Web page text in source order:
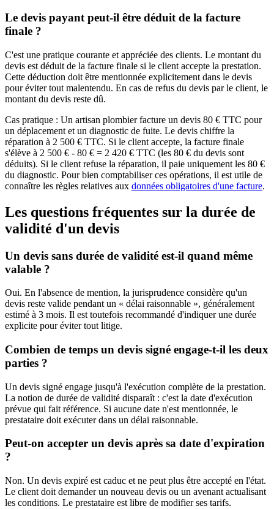
Le devis payant peut-il être déduit de la facture
finale ?
C'est une pratique courante et appréciée des clients. Le montant du
devis est déduit de la facture finale si le client accepte la prestation.
Cette déduction doit être mentionnée explicitement dans le devis
pour éviter tout malentendu. En cas de refus du devis par le client, le
montant du devis reste dû.
Cas pratique : Un artisan plombier facture un devis 80 € TTC pour
un déplacement et un diagnostic de fuite. Le devis chiffre la
réparation à 2 500 € TTC. Si le client accepte, la facture finale
s'élève à 2 500 € - 80 € = 2 420 € TTC (les 80 € du devis sont
déduits). Si le client refuse la réparation, il paie uniquement les 80 €
du diagnostic. Pour bien comptabiliser ces opérations, il est utile de
connaître les règles relatives aux données obligatoires d'une facture.
Les questions fréquentes sur la durée de
validité d'un devis
Un devis sans durée de validité est-il quand même
valable ?
Oui. En l'absence de mention, la jurisprudence considère qu'un
devis reste valide pendant un « délai raisonnable », généralement
estimé à 3 mois. Il est toutefois recommandé d'indiquer une durée
explicite pour éviter tout litige.
Combien de temps un devis signé engage-t-il les deux
parties ?
Un devis signé engage jusqu'à l'exécution complète de la prestation.
La notion de durée de validité disparaît : c'est la date d'exécution
prévue qui fait référence. Si aucune date n'est mentionnée, le
prestataire doit exécuter dans un délai raisonnable.
Peut-on accepter un devis après sa date d'expiration
?
Non. Un devis expiré est caduc et ne peut plus être accepté en l'état.
Le client doit demander un nouveau devis ou un avenant actualisant
les conditions. Le prestataire est libre de modifier ses tarifs.